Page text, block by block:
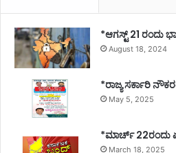
*ಆಗಸ್ಟ್ 21 ರಂದು
August 18, 2024
*ರಾಜ್ಯ ಸರ್ಕಾರಿ
May 5, 2025
*ಮಾರ್ಚ್ 22ರಂದು
March 18, 2025